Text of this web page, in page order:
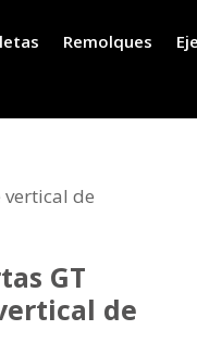
Remolques
vertical de
GT
de